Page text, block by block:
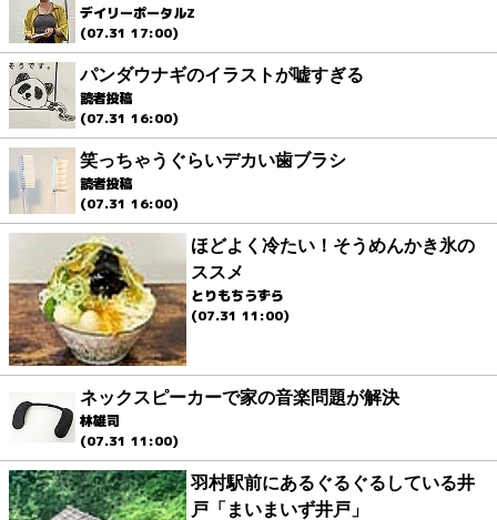
デイリーポータルZ
(07.31 17:00)
パンダウナギのイラストが嘘すぎる
読者投稿
(07.31 16:00)
笑っちゃうぐらいデカい歯ブラシ
読者投稿
(07.31 16:00)
ほどよく冷たい！そうめんかき氷の
ススメ
とりもちうずら
(07.31 11:00)
ネックスピーカーで家の音楽問題が解決
林雄司
(07.31 11:00)
羽村駅前にあるぐるぐるしている井
戸「まいまいず井戸」